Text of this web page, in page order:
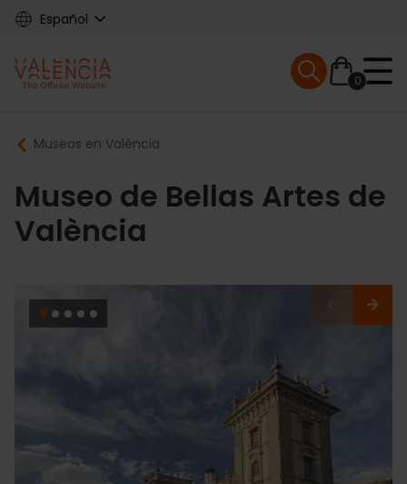
Skip
content
Español
Main
navigation
0
Mobile menu
Breadcrumb
Museos en València
Museo de Bellas Artes de
València